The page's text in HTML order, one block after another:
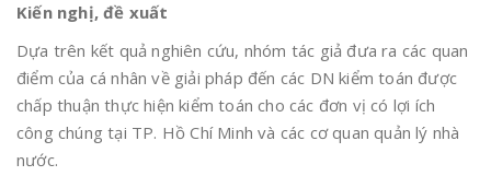
Kiến nghị, đề xuất
Dựa trên kết quả nghiên cứu, nhóm tác giả đưa ra các quan
điểm của cá nhân về giải pháp đến các DN kiểm toán được
chấp thuận thực hiện kiểm toán cho các đơn vị có lợi ích
công chúng tại TP. Hồ Chí Minh và các cơ quan quản lý nhà
nước.